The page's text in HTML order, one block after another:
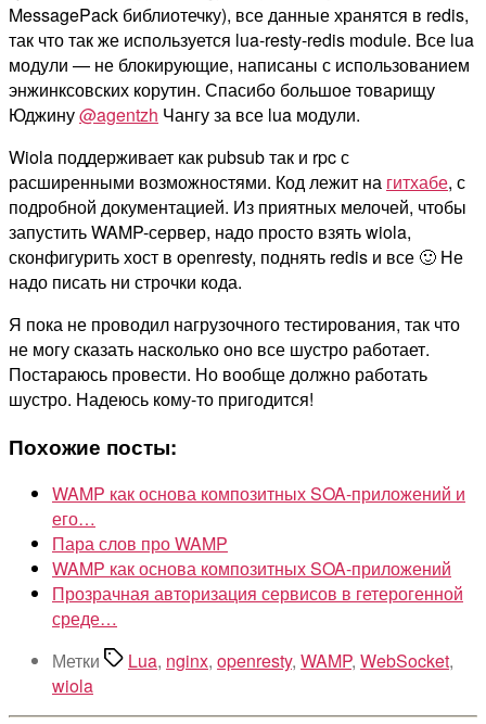
MessagePack библиотечку), все данные хранятся в redis,
так что так же используется lua-resty-redis module. Все lua
модули — не блокирующие, написаны с использованием
энжинксовских корутин. Спасибо большое товарищу
Юджину@agentzh Чангу за все lua модули.
Wiola поддерживает как pubsub так и rpc с
расширенными возможностями. Код лежит на гитхабе, с
подробной документацией. Из приятных мелочей, чтобы
запустить WAMP-сервер, надо просто взять wiola,
сконфигурить хост в openresty, поднять redis и все 🙂 Не
надо писать ни строчки кода.
Я пока не проводил нагрузочного тестирования, так что
не могу сказать насколько оно все шустро работает.
Постараюсь провести. Но вообще должно работать
шустро. Надеюсь кому-то пригодится!
Похожие посты:
WAMP как основа композитных SOA-приложений и
его…
Пара слов про WAMP
WAMP как основа композитных SOA-приложений
Прозрачная авторизация сервисов в гетерогенной
среде…
Метки
Lua, nginx, openresty, WAMP, WebSocket,
wiola